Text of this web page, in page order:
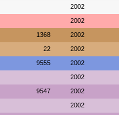
2002
2002
1368 2002
22 2002
9555 2002
2002
9547 2002
2002